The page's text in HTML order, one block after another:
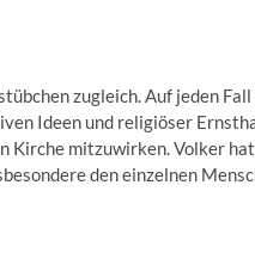
zugleich. Auf jeden
Ideen und religiöser
mitzuwirken. Volker
den einzelnen